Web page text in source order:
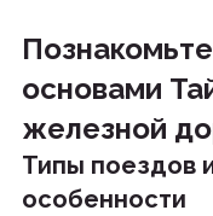
основами
железной
Типы поездов
особенности